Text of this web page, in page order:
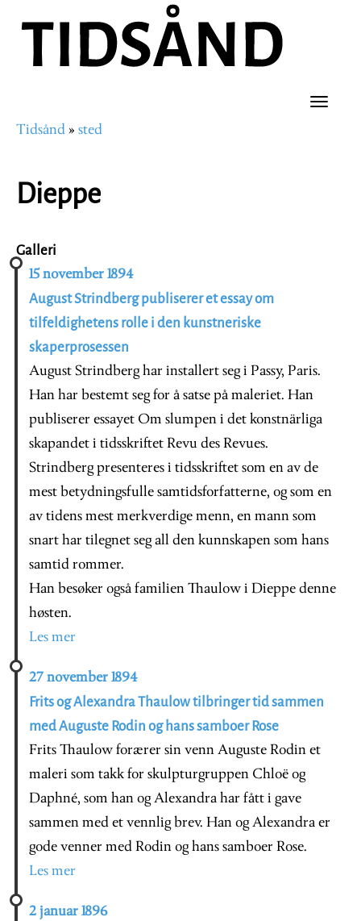
hovedinnhold
Toggle
Navigasjonssti
Tidsånd sted
Dieppe
Galleri
15 november 1894
August Strindberg publiserer et essay om
tilfeldighetens rolle i den kunstneriske
skaperprosessen
August Strindberg har installert seg i Passy, Paris.
Han har bestemt seg for å satse på maleriet. Han
publiserer essayet Om slumpen i det konstnärliga
skapandet i tidsskriftet Revu des Revues.
Strindberg presenteres i tidsskriftet som en av de
mest betydningsfulle samtidsforfatterne, og som en
av tidens mest merkverdige menn, en mann som
snart har tilegnet seg all den kunnskapen som hans
samtid rommer.
Han besøker også familien Thaulow i Dieppe denne
høsten.
Les mer
27 november 1894
Frits og Alexandra Thaulow tilbringer tid sammen
med Auguste Rodin og hans samboer Rose
Frits Thaulow forærer sin venn Auguste Rodin et
maleri som takk for skulpturgruppen Chloë og
Daphné, som han og Alexandra har fått i gave
sammen med et vennlig brev. Han og Alexandra er
gode venner med Rodin og hans samboer Rose.
Les mer
2 januar 1896